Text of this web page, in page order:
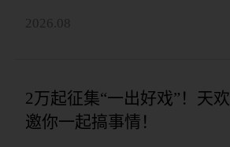
2026.08
2万起征集“一出好戏”！天欢
邀你一起搞事情！